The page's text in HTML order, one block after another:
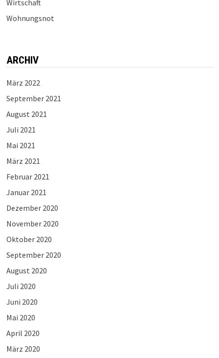
Wirtschaft
Wohnungsnot
ARCHIV
März 2022
September 2021
August 2021
Juli 2021
Mai 2021
März 2021
Februar 2021
Januar 2021
Dezember 2020
November 2020
Oktober 2020
September 2020
August 2020
Juli 2020
Juni 2020
Mai 2020
April 2020
März 2020